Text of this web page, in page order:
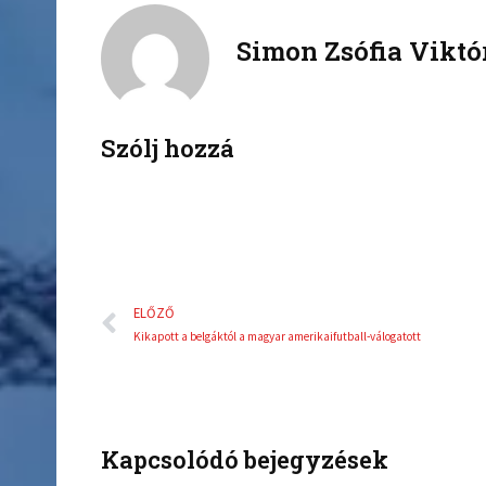
b
t
Simon Zsófia
Szólj hozzá
Előző
ELŐZŐ
Kikapott a belgáktól a magyar amerikaifutball-válogatott
Kapcsolódó bejegyzések